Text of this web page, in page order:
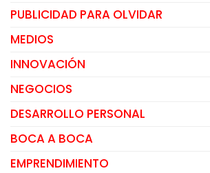
PUBLICIDAD PARA OLVIDAR
MEDIOS
INNOVACIÓN
NEGOCIOS
DESARROLLO PERSONAL
BOCA A BOCA
EMPRENDIMIENTO